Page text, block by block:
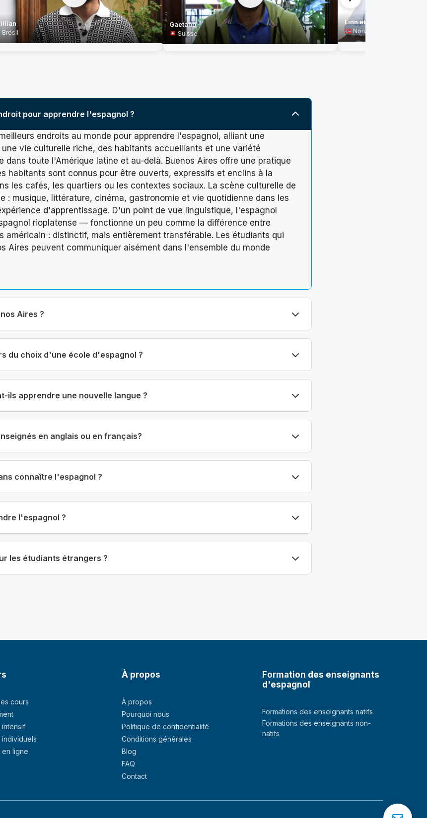
Brésil
Gaetano
Suisse
Linn et Kelly
Norvège
pour apprendre l'espagnol ?
endroits au monde pour apprendre l'espagnol, alliant une
vie culturelle riche, des habitants accueillants et une variété
dans toute l'Amérique latine et au-delà. Buenos Aires offre une pratique
habitants sont connus pour être ouverts, expressifs et enclins à la
les cafés, les quartiers ou les contextes sociaux. La scène culturelle de
: musique, littérature, cinéma, gastronomie et vie quotidienne dans les
d'apprentissage. D'un point de vue linguistique, l'espagnol
rioplatense — fonctionne un peu comme la différence entre
américain : distinctif, mais entièrement transférable. Les étudiants qui
Aires peuvent communiquer aisément dans l'ensemble du monde
Aires ?
du choix d'une école d'espagnol ?
ils apprendre une nouvelle langue ?
en anglais ou en français?
connaître l'espagnol ?
l'espagnol ?
les étudiants étrangers ?
cours
intensif
individuels
en ligne
À propos
À propos
Pourquoi nous
Politique de confidentialité
Conditions générales
Blog
FAQ
Contact
Formation des enseignants
d'espagnol
Formations des enseignants natifs
Formations des enseignants non-
natifs